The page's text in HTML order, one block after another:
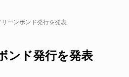
ーンボンド発行を発表
ンド発行を発表